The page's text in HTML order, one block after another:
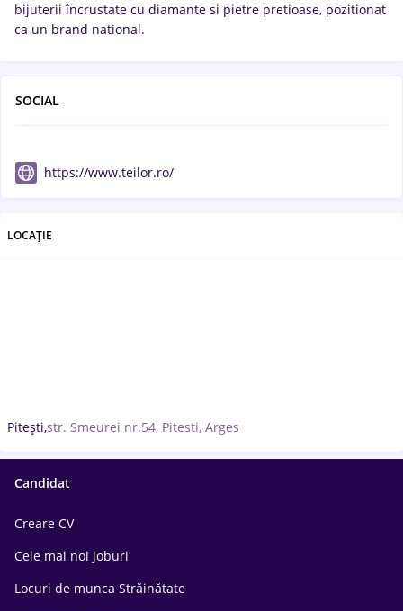
bijuterii încrustate cu diamante si pietre pretioase, pozitionat
ca un brand national.
SOCIAL
https://www.teilor.ro/
LOCAȚIE
Pitești,str. Smeurei nr.54, Pitesti, Arges
Candidat
Creare CV
Cele mai noi joburi
Locuri de munca Străinătate